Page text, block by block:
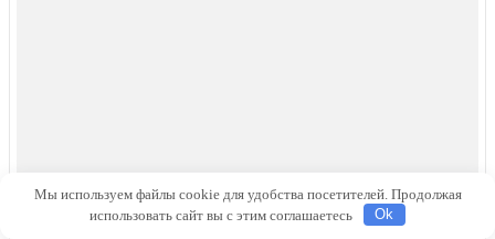
Мы используем файлы cookie для удобства посетителей. Продолжая
использовать сайт вы с этим соглашаетесь
Ok